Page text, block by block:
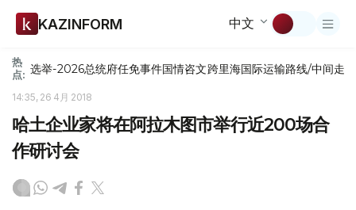
KAZINFORM 中文
热
点: 选举-2026总统府任免事件国情咨文跨里海国际运输路线/中间走廊
14:35, 26 4月 2018
哈土企业家将在阿拉木图市举行近200场合
作研讨会